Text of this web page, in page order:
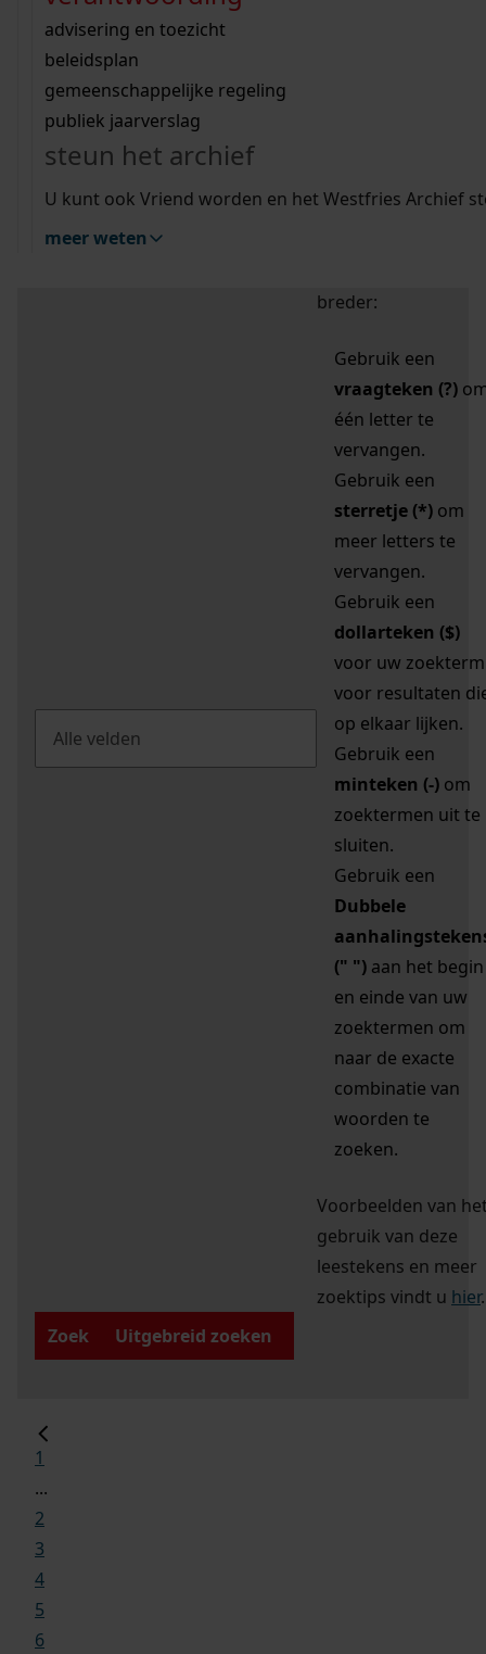
bouwvergunningen
omgevingsvergunningen
vergunningen
beeld en geluid
uitleg nodig?
Wij helpen u op weg met een aantal zoektips.
bekijk alle zoektips
Wij helpen u op weg met een aantal zoektips.
bekijk alle zoektips
bekijk ons geschiedenislokaal
advisering en toezicht
beleidsplan
gemeenschappelijke regeling
publiek jaarverslag
steun het archief
U kunt ook Vriend worden en het Westfries Archief
meer weten
zoektips
Mijn Studiezaal (inloggen)
uw zoekopdracht te
breder:
Gebruik een
vraagteken (?)
één letter te
vervangen.
Gebruik een
sterretje (*) om
meer letters te
vervangen.
Gebruik een
dollarteken ($)
voor uw zoekterm
voor resultaten
op elkaar lijken.
Gebruik een
minteken (-) om
zoektermen uit te
sluiten.
Gebruik een
Dubbele
(" ") aan het begin
en einde van uw
zoektermen om
naar de exacte
combinatie van
woorden te
zoeken.
Voorbeelden van
gebruik van deze
leestekens en meer
zoektips vindt u hier.
Zoek
Uitgebreid zoeken
1
...
2
3
4
5
6